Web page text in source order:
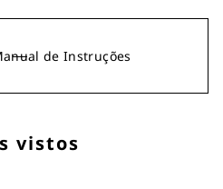
de Instruções
vistos